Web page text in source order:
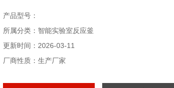
产品型号：
所属分类：智能实验室反应釜
更新时间：2026-03-11
厂商性质：生产厂家